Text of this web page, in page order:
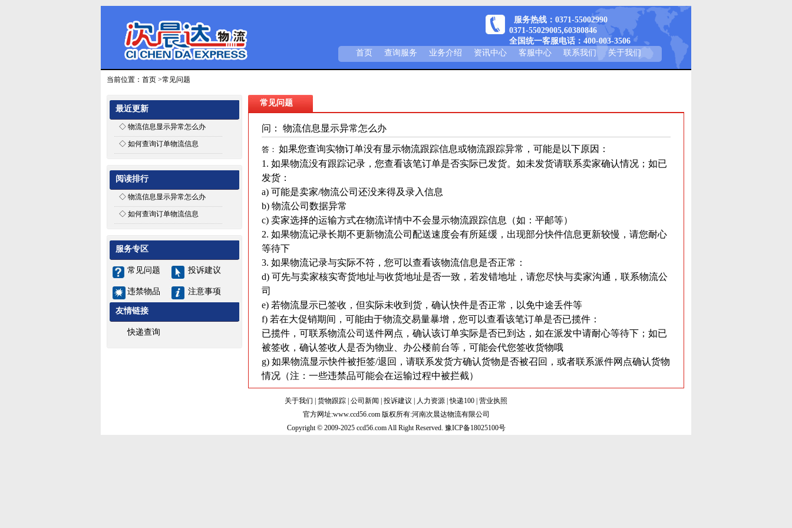
服务热线：0371-55002990
0371-55029005,60380846
全国统一客服电话：400-003-3506
首页
查询服务 业务介绍 资讯中心 客服中心 联系我们 关于我们
当前位置： 首页 >常见问题
最近更新
◇ 物流信息显示异常怎么办
◇ 如何查询订单物流信息
阅读排行
◇ 物流信息显示异常怎么办
◇ 如何查询订单物流信息
服务专区
常见问题 投诉建议
违禁物品 注意事项
友情链接
快递查询
常见问题
问： 物流信息显示异常怎么办
答：如果您查询实物订单没有显示物流跟踪信息或物流跟踪异常，可能是以下原因：
1. 如果物流没有跟踪记录，您查看该笔订单是否实际已发货。如未发货请联系卖家确认情况；如已
发货：
a) 可能是卖家/物流公司还没来得及录入信息
b) 物流公司数据异常
c) 卖家选择的运输方式在物流详情中不会显示物流跟踪信息（如：平邮等）
2. 如果物流记录长期不更新物流公司配送速度会有所延缓，出现部分快件信息更新较慢，请您耐心
等待下
3. 如果物流记录与实际不符，您可以查看该物流信息是否正常：
d) 可先与卖家核实寄货地址与收货地址是否一致，若发错地址，请您尽快与卖家沟通，联系物流公
司
e) 若物流显示已签收，但实际未收到货，确认快件是否正常，以免中途丢件等
f) 若在大促销期间，可能由于物流交易量暴增，您可以查看该笔订单是否已揽件：
已揽件，可联系物流公司送件网点，确认该订单实际是否已到达，如在派发中请耐心等待下；如已
被签收，确认签收人是否为物业、办公楼前台等，可能会代您签收货物哦
g) 如果物流显示快件被拒签/退回，请联系发货方确认货物是否被召回，或者联系派件网点确认货物
情况（注：一些违禁品可能会在运输过程中被拦截）
关于我们 货物跟踪 公司新闻 投诉建议 人力资源 |快递100 营业执照
官方网址:www.ccd56.com 版权所有:河南次晨达物流有限公司
Copyright © 2009-2025 ccd56.com All Right Reserved. 豫ICP备18025100号